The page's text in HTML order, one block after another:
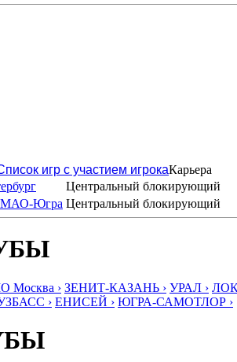
игр с участием игрокаКарьера
Центральный блокирующий
Югра Центральный блокирующий
Москва › ЗЕНИТ-КАЗАНЬ › УРАЛ ›
› ЕНИСЕЙ › ЮГРА-САМОТЛОР ›